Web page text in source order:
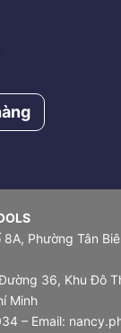
Phường Tân
36, Khu Đô
Minh
– Email: